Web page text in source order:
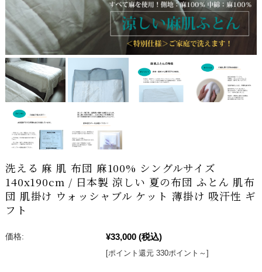
洗える 麻 肌 布団 麻100% シングルサイズ
140x190cm / 日本製 涼しい 夏の布団 ふとん 肌布
団 肌掛け ウォッシャブル ケット 薄掛け 吸汗性 ギ
フト
価格: ¥33,000 (税込)
[ポイント還元 330ポイント～]